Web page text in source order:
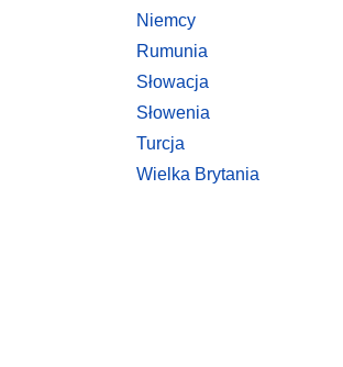
Niemcy
Rumunia
Słowacja
Słowenia
Turcja
Wielka Brytania